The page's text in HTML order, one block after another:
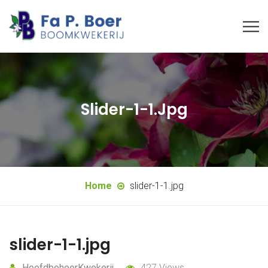
Slider-1-1.jpg
Home slider-1-1.jpg
slider-1-1.jpg